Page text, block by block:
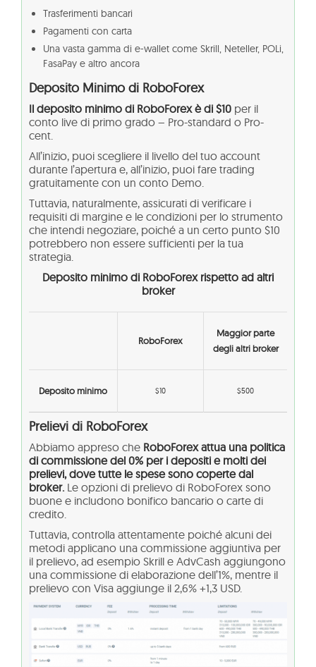
Trasferimenti bancari
Pagamenti con carta
Una vasta gamma di e-wallet come Skrill, Neteller, POLi,
FasaPay e altro ancora
Deposito Minimo di RoboForex
Il deposito minimo di RoboForex è di $10 per il
conto live di primo grado – Pro-standard o Pro-
cent.
All’inizio, puoi scegliere il livello del tuo account
durante l’apertura e, all’inizio, puoi fare trading
gratuitamente con un conto Demo.
Tuttavia, naturalmente, assicurati di verificare i
requisiti di margine e le condizioni per lo strumento
che intendi negoziare, poiché a un certo punto $10
potrebbero non essere sufficienti per la tua
strategia.
Deposito minimo di RoboForex rispetto ad altri
broker
RoboForex
Maggior parte
degli altri broker
Deposito minimo $10 $500
Prelievi di RoboForex
Abbiamo appreso che RoboForex attua una politica
di commissione del 0% per i depositi e molti dei
prelievi, dove tutte le spese sono coperte dal
broker. Le opzioni di prelievo di RoboForex sono
buone e includono bonifico bancario o carte di
credito.
Tuttavia, controlla attentamente poiché alcuni dei
metodi applicano una commissione aggiuntiva per
il prelievo, ad esempio Skrill e AdvCash aggiungono
una commissione di elaborazione dell’1%, mentre il
prelievo con Visa aggiunge il 2,6% +1,3 USD.